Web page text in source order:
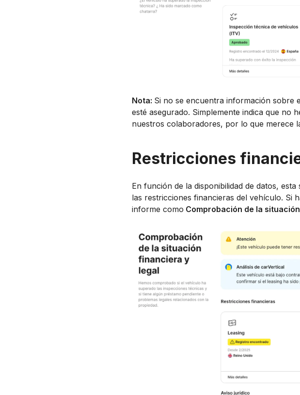
Nota: Si no se encuentra información sobre
esté asegurado. Simplemente indica que no
nuestros colaboradores, por lo que merece
Restricciones
En función de la disponibilidad de datos,
las restricciones financieras del vehículo. Si
informe como Comprobación de la